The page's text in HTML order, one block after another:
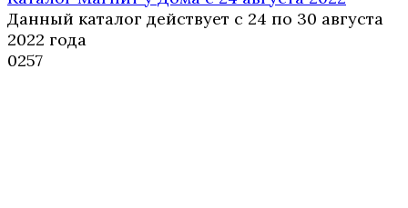
Данный каталог действует с 24 по 30 августа
2022 года
0257